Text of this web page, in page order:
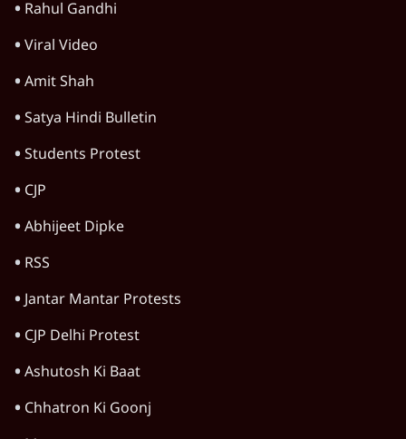
Rahul Gandhi
Viral Video
Amit Shah
Satya Hindi Bulletin
Students Protest
CJP
Abhijeet Dipke
RSS
Jantar Mantar Protests
CJP Delhi Protest
Ashutosh Ki Baat
Chhatron Ki Goonj